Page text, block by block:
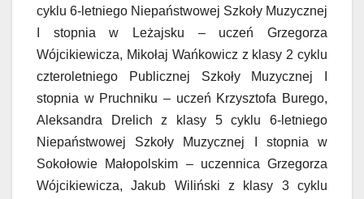
cyklu 6-letniego Niepaństwowej Szkoły Muzycznej
I stopnia w Leżajsku – uczeń Grzegorza
Wójcikiewicza, Mikołaj Wańkowicz z klasy 2 cyklu
czteroletniego Publicznej Szkoły Muzycznej I
stopnia w Pruchniku – uczeń Krzysztofa Burego,
Aleksandra Drelich z klasy 5 cyklu 6-letniego
Niepaństwowej Szkoły Muzycznej I stopnia w
Sokołowie Małopolskim – uczennica Grzegorza
Wójcikiewicza, Jakub Wiliński z klasy 3 cyklu